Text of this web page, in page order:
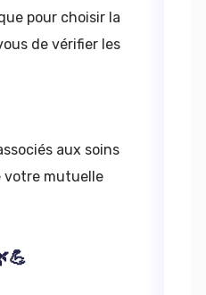
pour choisir la
de vérifier les
aux soins
votre mutuelle